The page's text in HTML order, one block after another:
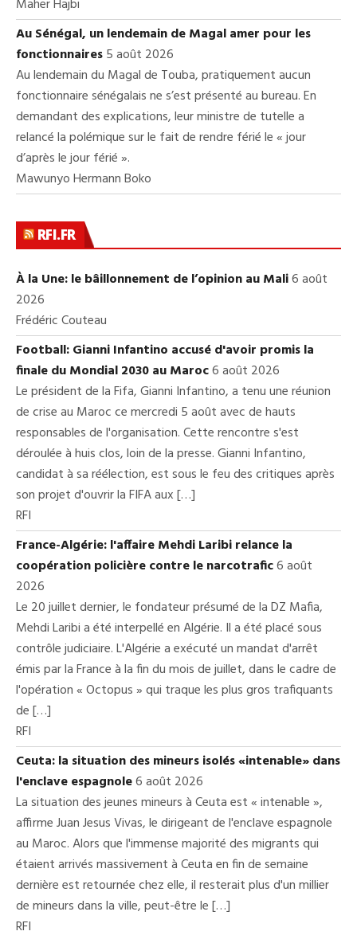
Maher Hajbi
Au Sénégal, un lendemain de Magal amer pour les
fonctionnaires5 août 2026
Au lendemain du Magal de Touba, pratiquement aucun
fonctionnaire sénégalais ne s’est présenté au bureau. En
demandant des explications, leur ministre de tutelle a
relancé la polémique sur le fait de rendre férié le « jour
d’après le jour férié ».
Mawunyo Hermann Boko
RFI.FR
À la Une: le bâillonnement de l’opinion au Mali6 août
2026
Frédéric Couteau
Football: Gianni Infantino accusé d'avoir promis la
finale du Mondial 2030 au Maroc6 août 2026
Le président de la Fifa, Gianni Infantino, a tenu une réunion
de crise au Maroc ce mercredi 5 août avec de hauts
responsables de l'organisation. Cette rencontre s'est
déroulée à huis clos, loin de la presse. Gianni Infantino,
candidat à sa réélection, est sous le feu des critiques après
son projet d'ouvrir la FIFA aux […]
RFI
France-Algérie: l'affaire Mehdi Laribi relance la
coopération policière contre le narcotrafic6 août
2026
Le 20 juillet dernier, le fondateur présumé de la DZ Mafia,
Mehdi Laribi a été interpellé en Algérie. Il a été placé sous
contrôle judiciaire. L'Algérie a exécuté un mandat d'arrêt
émis par la France à la fin du mois de juillet, dans le cadre de
l'opération « Octopus » qui traque les plus gros trafiquants
de […]
RFI
Ceuta: la situation des mineurs isolés «intenable» dans
l'enclave espagnole6 août 2026
La situation des jeunes mineurs à Ceuta est « intenable »,
affirme Juan Jesus Vivas, le dirigeant de l'enclave espagnole
au Maroc. Alors que l'immense majorité des migrants qui
étaient arrivés massivement à Ceuta en fin de semaine
dernière est retournée chez elle, il resterait plus d'un millier
de mineurs dans la ville, peut-être le […]
RFI